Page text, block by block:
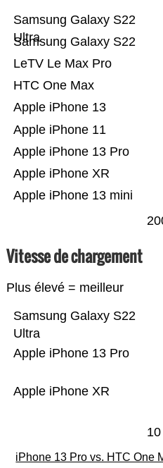
Apple iPhone 13 mini
Apple iPhone XR
Apple iPhone 13 Pro
Apple iPhone 11
Apple iPhone 13
HTC One Max
LeTV Le Max Pro
Samsung Galaxy S22
Samsung Galaxy S22
Ultra
Vitesse de chargement
Plus élevé = meilleur
Apple iPhone XR
Apple iPhone 13 Pro
Samsung Galaxy S22
Ultra
10
iPhone 13 Pro vs. HTC One